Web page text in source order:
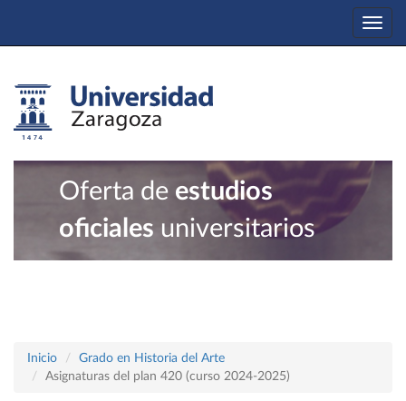
Oferta de estudios
oficiales universitarios
Inicio
Grado en Historia del Arte
Asignaturas del plan 420 (curso 2024-2025)